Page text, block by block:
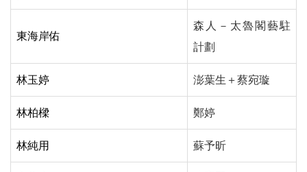
東海岸佑
森人－太魯閣藝駐
計劃
林玉婷 澎葉生＋蔡宛璇
林柏樑 鄭婷
林純用 蘇予昕